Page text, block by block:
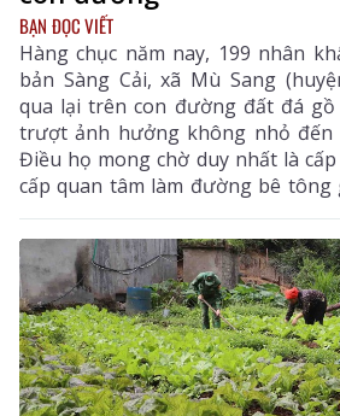
BẠN ĐỌC VIẾT
Hàng chục năm nay, 199 nhân
bản Sàng Cải, xã Mù Sang
qua lại trên con đường đất đá
trượt ảnh hưởng không nhỏ đến
Điều họ mong chờ duy nhất là cấp
cấp quan tâm làm đường bê tông
thương hàng hóa thuận lợi, góp
phát triển, nâng cao đời sống vật
người dân nơi vùng biên giới.